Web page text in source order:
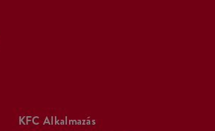
KFC Alkalmazás